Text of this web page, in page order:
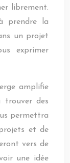
librement.
prendre la
un projet
exprimer
amplifie
des
permettra
et de
vers de
une idée